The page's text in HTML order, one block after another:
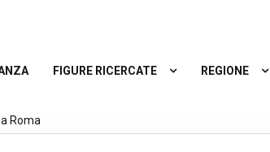
FIGURE RICERCATE REGIONE
Roma